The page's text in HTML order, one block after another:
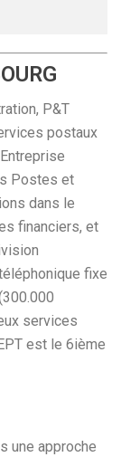
P&T
postaux
Postes et
dans le
financiers, et
fixe
services
est le 6ième
une approche